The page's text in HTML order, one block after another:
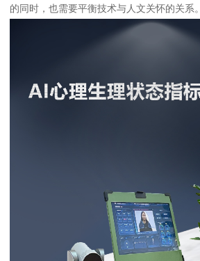
的同时，也需要平衡技术与人文关怀的关系。